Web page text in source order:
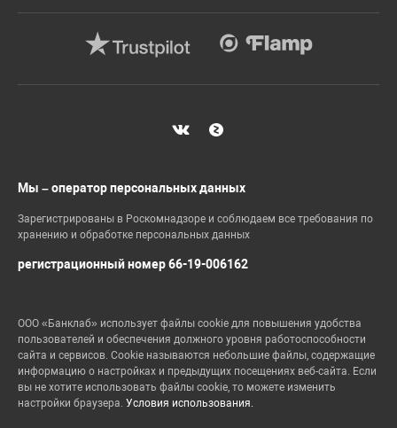
Мы – оператор персональных данных
Зарегистрированы в Роскомнадзоре и соблюдаем все требования по
хранению и обработке персональных данных
регистрационный номер 66-19-006162
ООО «Банклаб» использует файлы cookie для повышения удобства
пользователей и обеспечения должного уровня работоспособности
сайта и сервисов. Cookie называются небольшие файлы, содержащие
информацию о настройках и предыдущих посещениях веб-сайта. Если
вы не хотите использовать файлы cookie, то можете изменить
настройки браузера. Условия использования.